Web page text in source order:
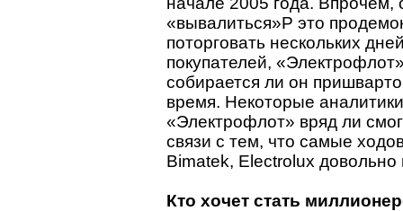
«вывалиться»P это
поторговать нескольких
покупателей,
собирается ли он
время. Некоторые
«Электрофлот» вряд ли
связи с тем, что самые
Bimatek, Electrolux довольно
Кто хочет стать